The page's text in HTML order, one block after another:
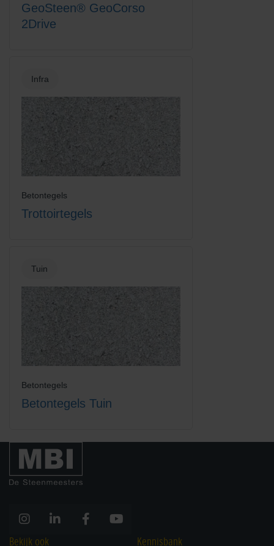
GeoSteen® GeoCorso
2Drive
Infra
Betontegels
Trottoirtegels
Tuin
Betontegels
Betontegels Tuin
Bekijk ook Kennisbank